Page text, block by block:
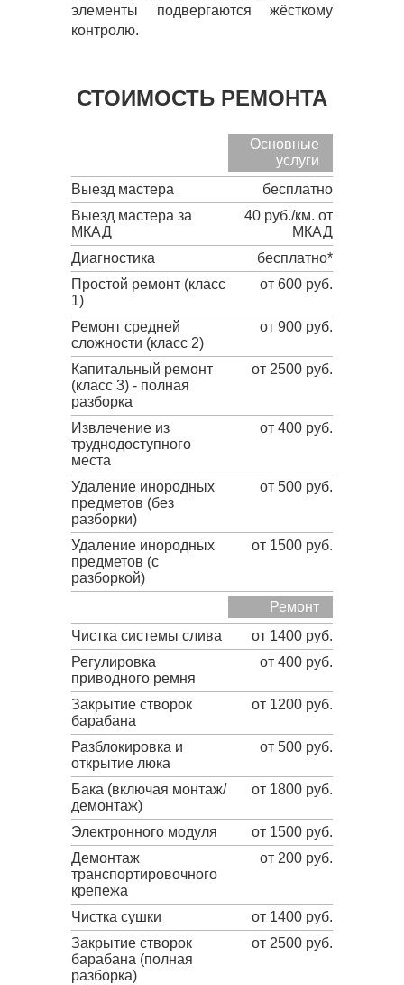
элементы подвергаются жёсткому
контролю.
СТОИМОСТЬ РЕМОНТА
Основные
услуги
Выезд мастера
бесплатно
Выезд мастера за
МКАД
40 руб./км. от
МКАД
Диагностика
бесплатно*
Простой ремонт (класс
1)
от 600 руб.
Ремонт средней
сложности (класс 2)
от 900 руб.
Капитальный ремонт
(класс 3) - полная
разборка
от 2500 руб.
Извлечение из
труднодоступного
места
от 400 руб.
Удаление инородных
предметов (без
разборки)
от 500 руб.
Удаление инородных
предметов (с
разборкой)
от 1500 руб.
Ремонт
Чистка системы слива
от 1400 руб.
Регулировка
приводного ремня
от 400 руб.
Закрытие створок
барабана
от 1200 руб.
Разблокировка и
открытие люка
от 500 руб.
Бака (включая монтаж/
демонтаж)
от 1800 руб.
Электронного модуля
от 1500 руб.
Демонтаж
транспортировочного
крепежа
от 200 руб.
Чистка сушки
от 1400 руб.
Закрытие створок
барабана (полная
разборка)
от 2500 руб.